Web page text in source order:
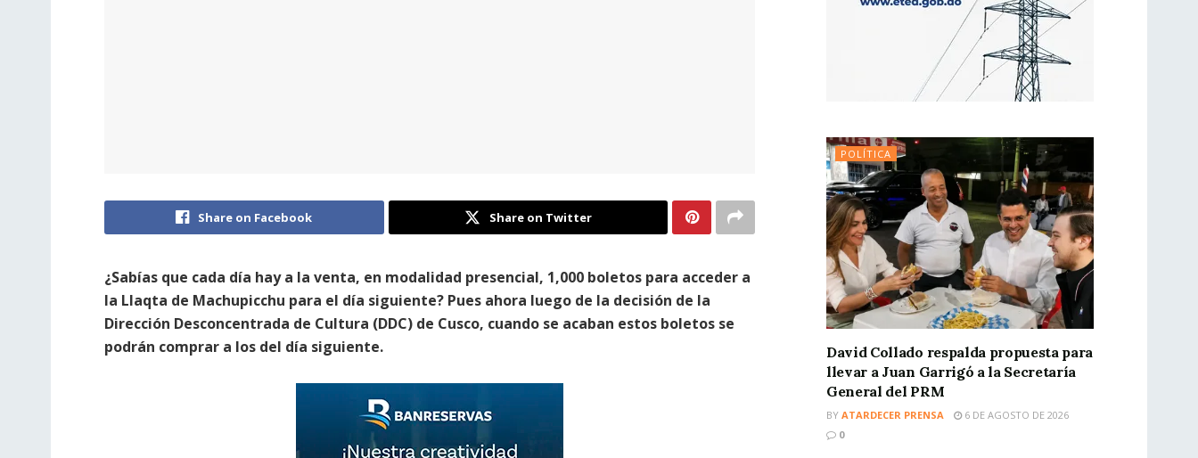
Share on Facebook Share on Twitter
¿Sabías que cada día hay a la venta, en modalidad presencial, 1,000 boletos para acceder a
la Llaqta de Machupicchu para el día siguiente? Pues ahora luego de la decisión de la
Dirección Desconcentrada de Cultura (DDC) de Cusco, cuando se acaban estos boletos se
podrán comprar a los del día siguiente.
POLÍTICA
David Collado respalda propuesta para
llevar a Juan Garrigó a la Secretaría
General del PRM
BY ATARDECER PRENSA
6 DE AGOSTO DE 2026
0